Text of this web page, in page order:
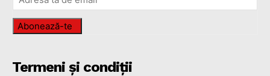
Abonează-te
Termeni și condiții